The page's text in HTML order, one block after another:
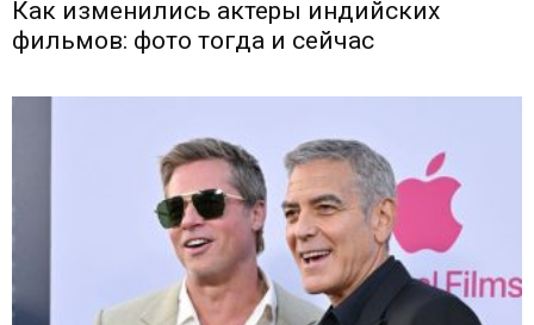
Как изменились актеры индийских
фильмов: фото тогда и сейчас